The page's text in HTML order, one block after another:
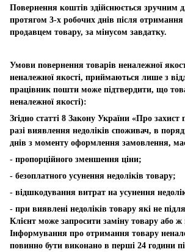
Повернення коштів здійснюється зручним
протягом 3-х робочих днів після отримання
продавцем товару, за мінусом завдатку.
Умови повернення товарів неналежної
неналежної якості, приймаються лише з
працівник пошти може підтвердити, що
неналежної якості):
Згідно статті 8 Закону України «Про захист
разі виявлення недоліків споживач, в
днів з моменту оформлення замовлення,
- пропорційного зменшення ціни;
- безоплатного усунення недоліків товару;
- відшкодування витрат на усунення
- при виявлені недоліків товару які не
Клієнт може запросити заміну товару або
Інформування про отримання товару
повинно бути виконано в перші 24 години